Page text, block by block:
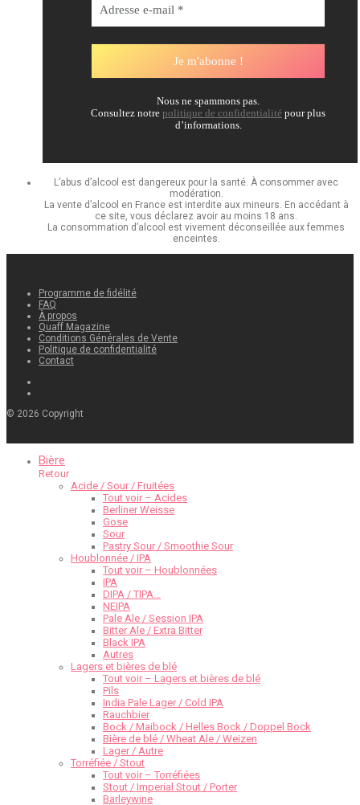
Nous ne spammons pas.
Consultez notre politique de confidentialité pour plus
d’informations.
L’abus d’alcool est dangereux pour la santé. À consommer avec
modération.
La vente d’alcool en France est interdite aux mineurs. En accédant à
ce site, vous déclarez avoir au moins 18 ans.
La consommation d’alcool est vivement déconseillée aux femmes
enceintes.
Programme de fidélité
FAQ
À propos
Quaff Magazine
Conditions Générales de Vente
Politique de confidentialité
Contact
© 2026 Copyright
Bière
Retour
Acide / Sour / Fruitées
Tout voir – Acides
Berliner Weisse
Gose
Sour
Pastry Sour / Smoothie Sour
Houblonnée / IPA
Tout voir – Houblonnées
IPA
DIPA / TIPA…
NEIPA
Pale Ale / Session IPA
Bitter Ale / Extra Bitter
Black IPA
Autres
Lagers et bières de blé
Tout voir – Lagers et bières de blé
Pils
India Pale Lager / Cold IPA
Rauchbier
Bock / Maibock / Helles Bock / Doppel Bock
Bière de blé / Wheat Ale / Weizen
Lager / Autre
Torréfiée / Stout
Tout voir – Torréfiées
Stout / Imperial Stout / Porter
Barleywine